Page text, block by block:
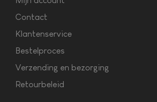
Contact
Klantenservice
Bestelproces
Verzending en bezorging
Retourbeleid